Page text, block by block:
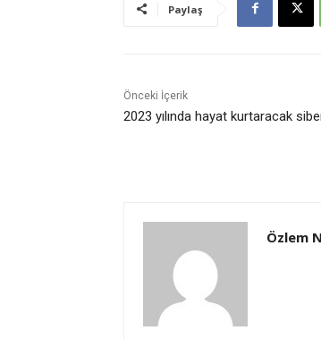
Paylaş
Önceki İçerik
2023 yılında hayat kurtaracak
Özlem